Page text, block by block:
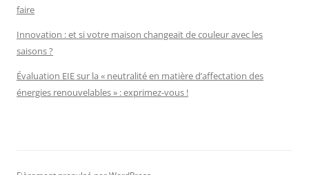
faire
Innovation : et si votre maison changeait de couleur avec les
saisons ?
Évaluation EIE sur la « neutralité en matière d’affectation des
énergies renouvelables » : exprimez-vous !